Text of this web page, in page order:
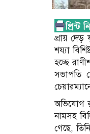
প্রায়
শয্যা
হচ্ছে
সভাপতি
অভিযোগ
নামসহ
গেছে,